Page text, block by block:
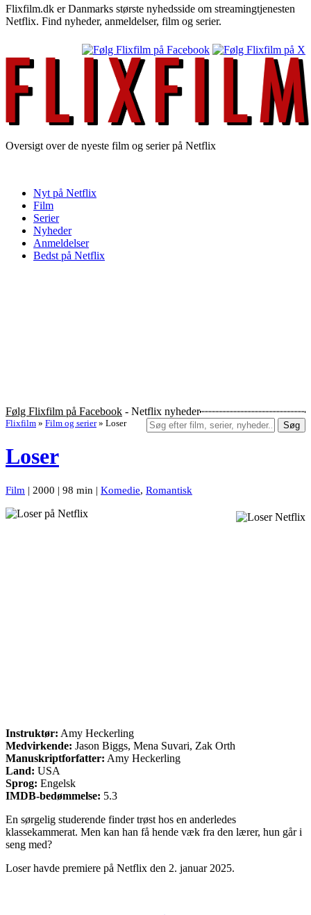
Flixfilm.dk er Danmarks største nyhedsside om streamingtjenesten
Netflix. Find nyheder, anmeldelser, film og serier.
Oversigt over de nyeste film og serier på Netflix
Nyt på Netflix
Film
Serier
Nyheder
Anmeldelser
Bedst på Netflix
Følg Flixfilm på Facebook - Netflix nyheder
Søg
Flixfilm » Film og serier » Loser
Loser
Film | 2000 | 98 min | Komedie, Romantisk
Instruktør: Amy Heckerling
Medvirkende: Jason Biggs, Mena Suvari, Zak Orth
Manuskriptforfatter: Amy Heckerling
Land: USA
Sprog: Engelsk
IMDB-bedømmelse: 5.3
En sørgelig studerende finder trøst hos en anderledes
klassekammerat. Men kan han få hende væk fra den lærer, hun går i
seng med?
Loser havde premiere på Netflix den 2. januar 2025.